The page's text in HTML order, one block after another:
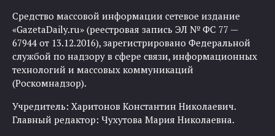
Средство массовой информации сетевое издание
«GazetaDaily.ru» (реестровая запись ЭЛ № ФС 77 —
67944 от 13.12.2016), зарегистрировано Федеральной
службой по надзору в сфере связи, информационных
технологий и массовых коммуникаций
(Роскомнадзор).
Учредитель: Харитонов Константин Николаевич.
Главный редактор: Чухутова Мария Николаевна.